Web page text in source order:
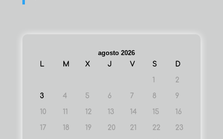
agosto 2026
L
M X J V S D
1 2
3 4 5 6 7 8 9
10 11 12 13 14 15 16
17 18 19 20 21 22 23